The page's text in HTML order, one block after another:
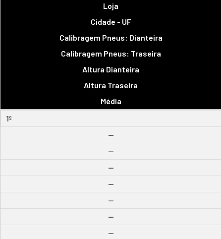
Loja
Cidade - UF
Calibragem Pneus: Dianteira
Calibragem Pneus: Traseira
Altura Dianteira
Altura Traseira
Média
1º
--
--
--
--
--
--
--